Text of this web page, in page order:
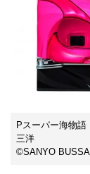
Pスーパー海物語
三洋
©SANYO